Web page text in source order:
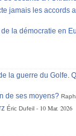
jamais les accords
la démocratie en
la guerre du Golfe.
de ses moyens?
Éric Dufeil 10 Mar. 2026